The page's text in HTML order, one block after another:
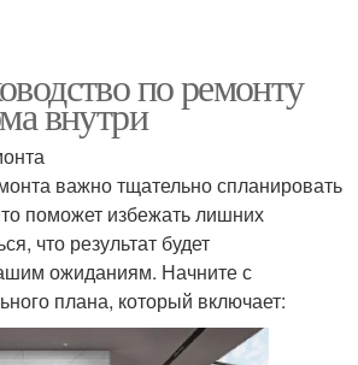
по ремонту
внутри
важно тщательно спланировать
поможет избежать лишних
что результат будет
ожиданиям. Начните с
плана, который включает: